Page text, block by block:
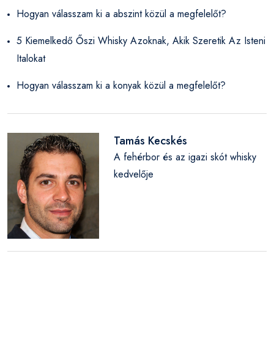
Hogyan válasszam ki a abszint közül a megfelelőt?
5 Kiemelkedő Őszi Whisky Azoknak, Akik Szeretik Az Isteni
Italokat
Hogyan válasszam ki a konyak közül a megfelelőt?
Tamás Kecskés
A fehérbor és az igazi skót whisky
kedvelője